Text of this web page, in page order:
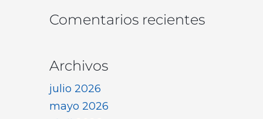
Comentarios recientes
Archivos
julio 2026
mayo 2026